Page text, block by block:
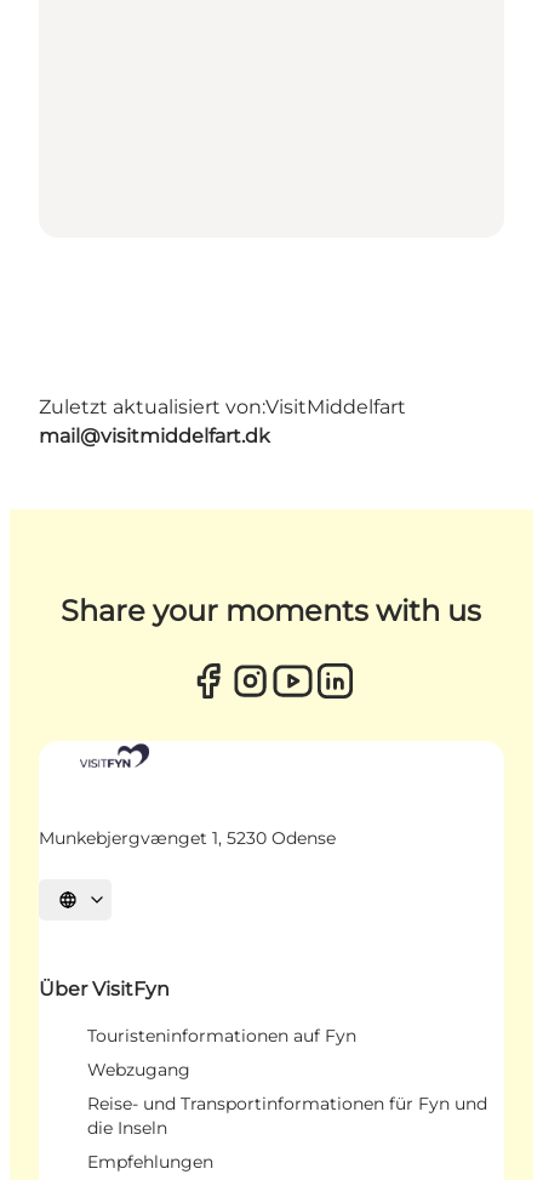
Zuletzt aktualisiert von:VisitMiddelfart
mail@visitmiddelfart.dk
Share your moments with us
Munkebjergvænget 1, 5230 Odense
Sprache auswählen
Über VisitFyn
Touristeninformationen auf Fyn
Webzugang
Reise- und Transportinformationen für Fyn und
die Inseln
Empfehlungen